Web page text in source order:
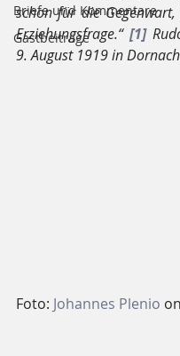
Briefe und Kommentare
Gastbeiträge
schon für die
Erziehungsfrage.“ [1]
9. August 1919 in Dornach
Foto: Johannes Plenio on